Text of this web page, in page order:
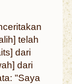
telah
dari
dari
"Saya